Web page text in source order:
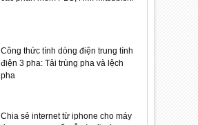
Công thức tính dòng điện trung tính
điện 3 pha: Tải trùng pha và lệch
pha
Chia sẻ internet từ iphone cho máy